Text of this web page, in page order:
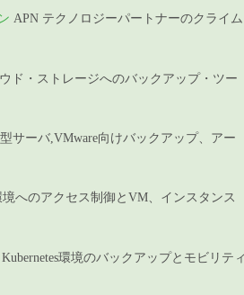
APN テクノロジーパートナーのクライム
ド・ストレージへのバックアップ・ツー
サーバ,VMware向けバックアップ、アー
へのアクセス制御とVM、インスタンス
Kubernetes環境のバックアップとモビリテ